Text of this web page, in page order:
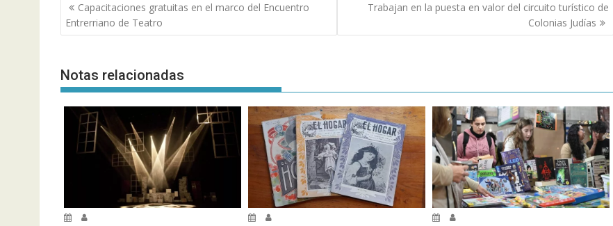
de
entradas
Capacitaciones gratuitas en el marco del Encuentro
Entrerriano de Teatro
Trabajan en la puesta en valor del circuito turístico de
Colonias Judías
Notas relacionadas